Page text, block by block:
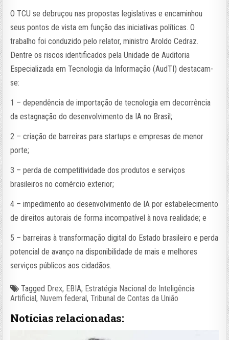
O TCU se debruçou nas propostas legislativas e encaminhou
seus pontos de vista em função das iniciativas políticas. O
trabalho foi conduzido pelo relator, ministro Aroldo Cedraz.
Dentre os riscos identificados pela Unidade de Auditoria
Especializada em Tecnologia da Informação (AudTI) destacam-
se:
1 – dependência de importação de tecnologia em decorrência
da estagnação do desenvolvimento da IA no Brasil;
2 – criação de barreiras para startups e empresas de menor
porte;
3 – perda de competitividade dos produtos e serviços
brasileiros no comércio exterior;
4 – impedimento ao desenvolvimento de IA por estabelecimento
de direitos autorais de forma incompatível à nova realidade; e
5 – barreiras à transformação digital do Estado brasileiro e perda
potencial de avanço na disponibilidade de mais e melhores
serviços públicos aos cidadãos.
Tagged Drex, EBIA, Estratégia Nacional de Inteligência
Artificial, Nuvem federal,Tribunal de Contas da União
Notícias relacionadas: